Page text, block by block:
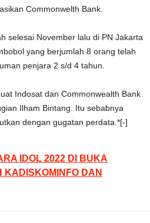
Commonwelth Bank.
selesai November lalu di PN Jakarta
yang berjumlah 8 orang telah
penjara 2 s/d 4 tahun.
Indosat dan Commonwealth Bank
Ilham Bintang. Itu sebabnya
dengan gugatan perdata.*[-]
IDOL 2022 DI BUKA
KADISKOMINFO DAN